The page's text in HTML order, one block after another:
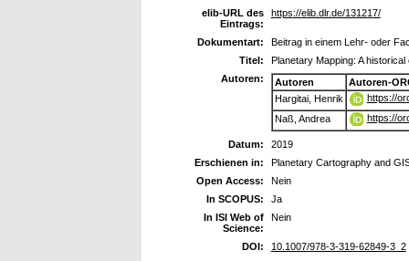
elib-URL des
Eintrags:
https://elib.dlr.de/131217/
Dokumentart:
Beitrag in einem Lehr- oder
Titel:
Planetary Mapping: A historical
Autoren:
Autoren
Autoren-
Hargitai, Henrik
https://
Naß, Andrea
https://
Datum:
2019
Erschienen in:
Planetary Cartography and
Open Access:
Nein
In SCOPUS:
Ja
In ISI Web of
Science:
Nein
DOI:
10.1007/978-3-319-62849-3_2